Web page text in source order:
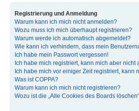
Registrierung und Anmeldung
Warum kann ich mich nicht anmelden?
Wozu muss ich mich überhaupt registrieren?
Warum werde ich automatisch abgemeldet?
Wie kann ich verhindern, dass mein
Ich habe mein Passwort vergessen!
Ich habe mich registriert, kann mich aber nicht
Ich habe mich vor einiger Zeit registriert, kann
Was ist COPPA?
Warum kann ich mich nicht registrieren?
Wozu ist die „Alle Cookies des Boards